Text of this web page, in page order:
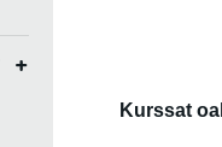
Kurssat